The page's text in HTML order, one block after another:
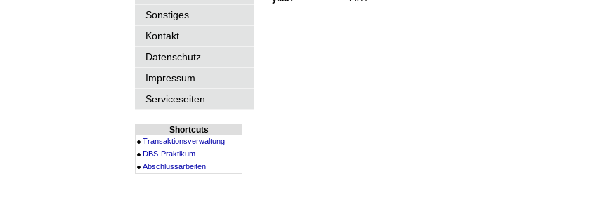
Sonstiges
Kontakt
Datenschutz
Impressum
Serviceseiten
Shortcuts
Transaktionsverwaltung
DBS-Praktikum
Abschlussarbeiten